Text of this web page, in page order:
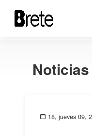
Noticias
18, jueves 09,